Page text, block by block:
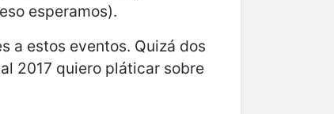
esperamos).
a estos eventos. Quizá dos
2017 quiero pláticar sobre